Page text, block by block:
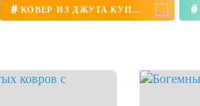
# КОВЕР ИЗ ДЖУТА КУПИТЬ #